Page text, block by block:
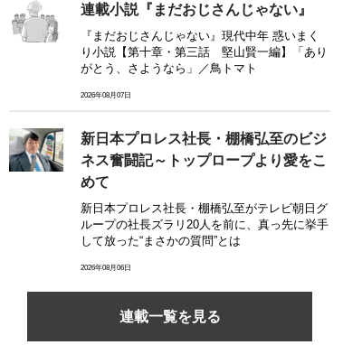
連載小説『まだおじさんじゃない』
『まだおじさんじゃない』現代中年 惑いまく
り小説【第十章・第三話 堅山賢一編】「あり
がとう、さようなら」／鳥トマト
2026年08月07日
新日本プロレス社長・棚橋弘至のビジ
ネス奮闘記～トップロープより愛をこ
めて
新日本プロレス社長・棚橋弘至がテレビ朝日グ
ループの社長ズラリ20人を前に、真っ先に挙手
して放った“まさかの質問”とは
2026年08月06日
連載一覧を見る